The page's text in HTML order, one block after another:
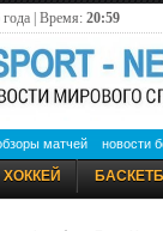
года | Время: 20:59
матчей новости
ХОККЕЙ